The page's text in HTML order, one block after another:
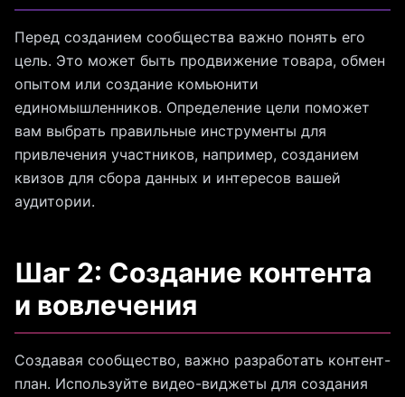
Перед созданием сообщества важно понять его
цель. Это может быть продвижение товара, обмен
опытом или создание комьюнити
единомышленников. Определение цели поможет
вам выбрать правильные инструменты для
привлечения участников, например, созданием
квизов для сбора данных и интересов вашей
аудитории.
Шаг 2: Создание контента
и вовлечения
Создавая сообщество, важно разработать контент-
план. Используйте видео-виджеты для создания